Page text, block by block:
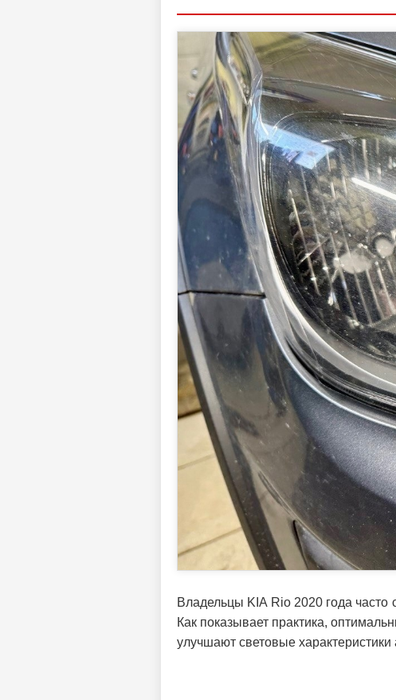
Владельцы KIA Rio 2020 года
Как показывает практика,
улучшают световые характеристики